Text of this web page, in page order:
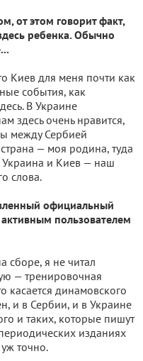
от этом говорит факт,
ребенка. Обычно
Киев для меня почти как
события, как
В Украине
здесь очень нравится,
между Сербией
— моя родина, туда
Украина и Киев — наш
слова.
официальный
пользователем
сборе, я не читал
— тренировочная
касается динамовского
и в Сербии, и в Украине
и таких, которые пишут
изданиях
точно.